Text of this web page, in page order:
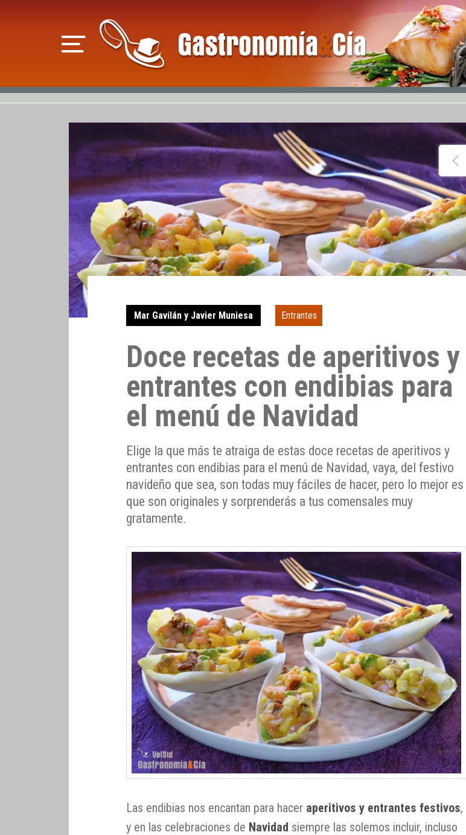
Mar Gavilán y Javier Muniesa Entrantes
Doce recetas de aperitivos y
entrantes con endibias para
el menú de Navidad
Elige la que más te atraiga de estas doce recetas de aperitivos y
entrantes con endibias para el menú de Navidad, vaya, del festivo
navideño que sea, son todas muy fáciles de hacer, pero lo mejor es
que son originales y sorprenderás a tus comensales muy
gratamente.
Las endibias nos encantan para hacer aperitivos y entrantes festivos,
y en las celebraciones de Navidad siempre las solemos incluir, incluso